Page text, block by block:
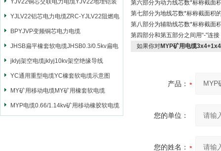
YJV22铜芯交联电力电缆YJV22地埋铠装
电源电缆
YJLV22铝芯电力电缆ZRC-YJLV22阻燃电
力电缆
BPYJVP变频铜芯电力电缆
JHSB扁平橡套软电缆JHSB0.3/0.5kv扁电
缆
jklyj架空电缆jklyj10kv架空绝缘导线
YC通用重型电缆YC橡套软电缆示意图
MY矿用移动电缆MY矿用橡套软电缆
MYP电缆0.66/1.14kv矿用移动橡胶软电缆
第六部分为动力线芯数*标称截面
第七部分为地线芯数*标称截面积
第八部分为辅助线芯数*标称截面
第四部分和第五部分之间用“-"连
如果你对MYP矿用电缆
产品：
您的单位：
您的姓名：